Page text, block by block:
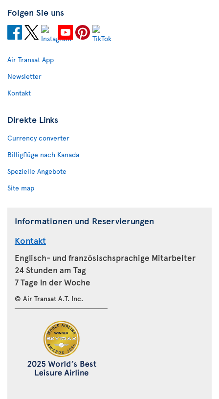
Folgen Sie uns
Air Transat App
Newsletter
Kontakt
Direkte Links
Currency converter
Billigflüge nach Kanada
Spezielle Angebote
Site map
Informationen und Reservierungen
Kontakt
Englisch- und französischsprachige Mitarbeiter
24 Stunden am Tag
7 Tage in der Woche
© Air Transat A.T. Inc.